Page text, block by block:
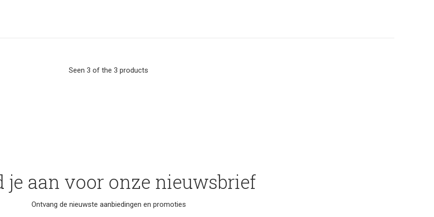
Seen 3 of the 3 products
je aan voor onze nieuwsbrief
Ontvang de nieuwste aanbiedingen en promoties